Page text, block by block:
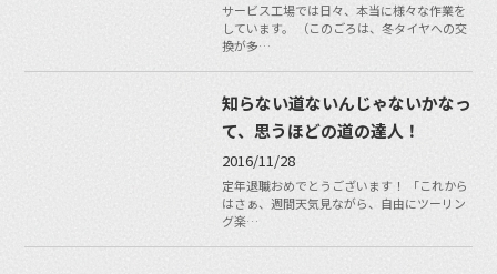
サービス工場では日々、本当に様々な作業を
しています。 （このごろは、冬タイヤへの交
換が多…
知らない道ないんじゃないかなっ
て、思うほどの道の達人！
2016/11/28
定年退職おめでとうございます！ 「これから
はさぁ、週間天気見ながら、自由にツーリン
グ楽…